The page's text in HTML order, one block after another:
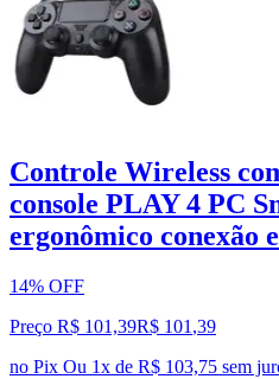
Controle Wireless
console PLAY 4 PC
ergonômico conexão
14% OFF
Preço R$ 101,39R$ 101 ,39
no Pix Ou 1x de R$ 103,75 sem